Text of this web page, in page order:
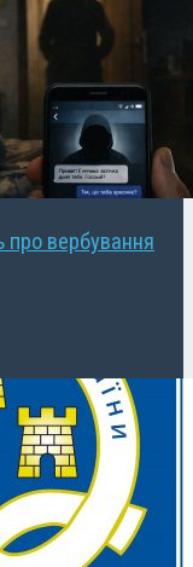
про вербування